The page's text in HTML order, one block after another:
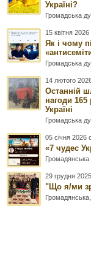
Україні?
Громадська
15 квітня
Як і чому
Громадська
14 лютого
Останній
нагоди 165
Україні
Громадська
05 січня 2026
«7 чудес
Громадянська
29 грудня
"Що я/ми
Громадянська